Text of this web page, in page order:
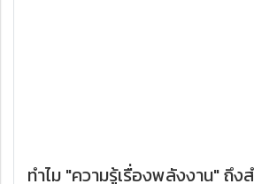
ทำไม "ความรู้เรื่องพลังงาน" ถึ